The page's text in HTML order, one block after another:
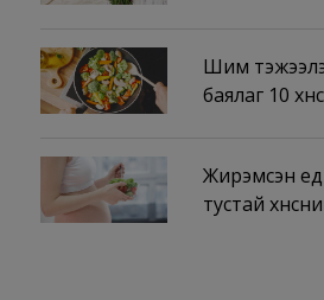
Шим
баялаг 10 хүнс
Жирэмсэн
тустай